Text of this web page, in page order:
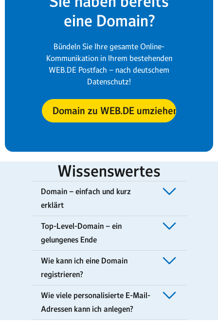
eine Domain?
Bündeln Sie Ihre gesamte Online-
Kommunikation in Ihrem bestehenden
WEB.DE Postfach – nach deutschem
Datenschutz!
Domain zu WEB.DE umziehen
Wissenswertes
Domain – einfach und kurz
erklärt
Top-Level-Domain – ein
gelungenes Ende
Wie kann ich eine Domain
registrieren?
Wie viele personalisierte E-Mail-
Adressen kann ich anlegen?